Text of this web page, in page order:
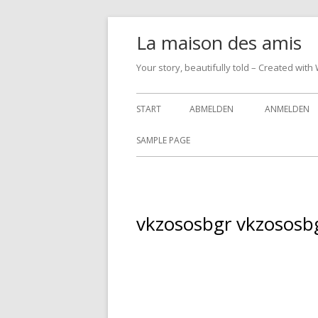
La maison des amis
Your story, beautifully told – Created with
Primäres
Menü
START ABMELDEN ANMELDEN
SAMPLE PAGE
vkzososbgr